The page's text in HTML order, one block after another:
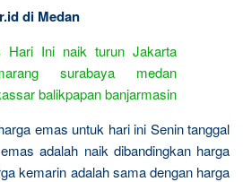
di Medan
emas untuk hari ini Senin tanggal
adalah naik dibandingkan harga
kemarin adalah sama dengan harga